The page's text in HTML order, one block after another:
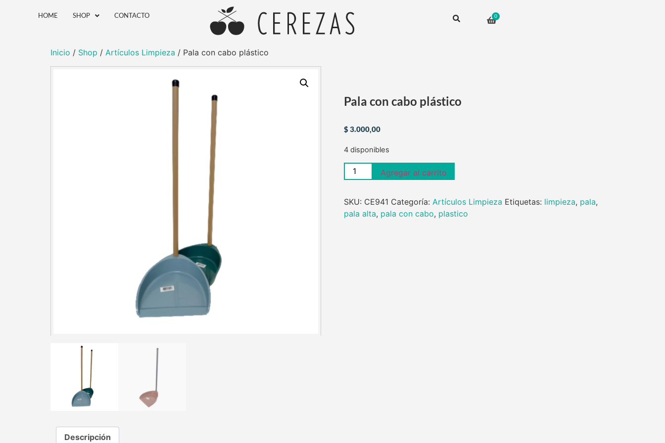
HOME SHOP CONTACTO
Inicio / Shop / Artículos Limpieza / Pala con cabo plástico
Pala con cabo plástico
$3.000,00
4 disponibles
Agregar al carrito
SKU: CE941 Categoría: Artículos Limpieza Etiquetas: limpieza, pala,
pala alta, pala con cabo, plastico
Descripción